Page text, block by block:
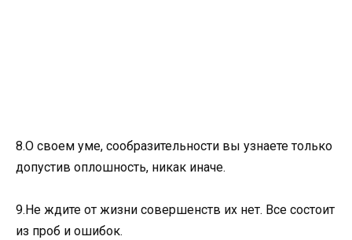
8.О своем уме, сообразительности вы узнаете только
допустив оплошность, никак иначе.
9.Не ждите от жизни совершенств их нет. Все состоит
из проб и ошибок.